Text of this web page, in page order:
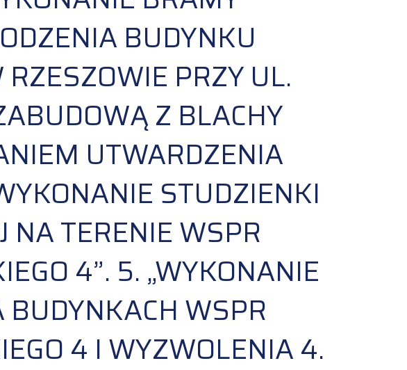
BUDYNKU
PRZY UL.
Z BLACHY
UTWARDZENIA
STUDZIENKI
NA TERENIE WSPR
4”. 5. „WYKONANIE
BUDYNKACH WSPR
4 I WYZWOLENIA 4.